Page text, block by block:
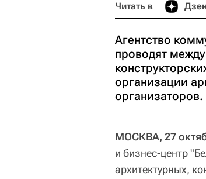
Читать в
Агентство
проводят
организации
организаторов.
МОСКВА, 27
и бизнес-центр
архитектурных,